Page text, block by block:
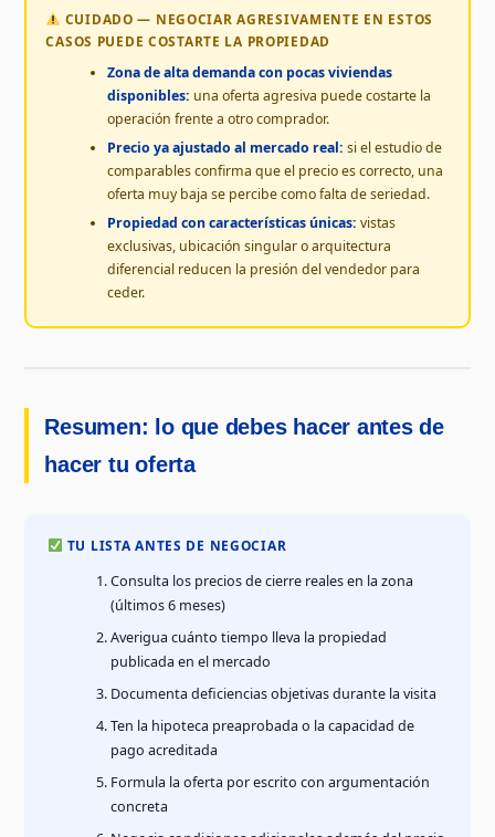
CUIDADO — NEGOCIAR AGRESIVAMENTE EN ESTOS
CASOS PUEDE COSTARTE LA PROPIEDAD
Zona de alta demanda con pocas viviendas
disponibles: una oferta agresiva puede costarte la
operación frente a otro comprador.
Precio ya ajustado al mercado real: si el estudio de
comparables confirma que el precio es correcto, una
oferta muy baja se percibe como falta de seriedad.
Propiedad con características únicas: vistas
exclusivas, ubicación singular o arquitectura
diferencial reducen la presión del vendedor para
ceder.
Resumen: lo que debes hacer antes de
hacer tu oferta
TU LISTA ANTES DE NEGOCIAR
Consulta los precios de cierre reales en la zona
(últimos 6 meses)
Averigua cuánto tiempo lleva la propiedad
publicada en el mercado
Documenta deficiencias objetivas durante la visita
Ten la hipoteca preaprobada o la capacidad de
pago acreditada
Formula la oferta por escrito con argumentación
concreta